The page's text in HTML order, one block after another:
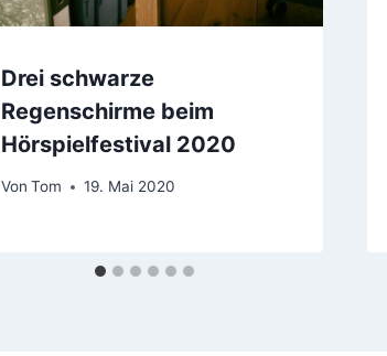
Drei schwarze
Regenschirme beim
Hörspielfestival 2020
Von Tom 19. Mai 2020